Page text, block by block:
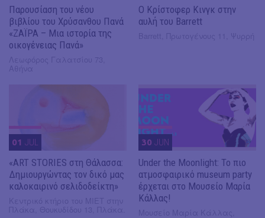
Παρουσίαση του νέου
βιβλίου του Χρύσανθου Πανά
«ΖΑΪΡΑ – Μια ιστορία της
οικογένειας Πανά»
O Κρίστοφερ Κινγκ στην
αυλή του Barrett
01 JUL
«ART STORIES στη Θάλασσα:
Δημιουργώντας τον δικό μας
καλοκαιρινό σελιδοδείκτη»
30 JUN
Under the Moonlight: Το πιο
ατμοσφαιρικό museum party
έρχεται στο Μουσείο Μαρία
Κάλλας!